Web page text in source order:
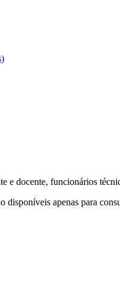
e docente, funcionários
disponíveis apenas para